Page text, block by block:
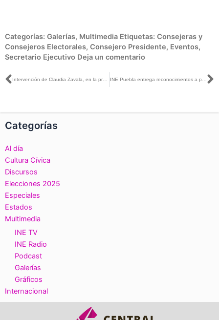
Categorías: Galerías, Multimedia Etiquetas: Consejeras y
Consejeros Electorales, Consejero Presidente, Eventos,
Secretario Ejecutivo Deja un comentario
Ant
Categorías
Al día
Cultura Cívica
Discursos
Elecciones 2025
Especiales
Estados
Multimedia
INE TV
INE Radio
Podcast
Galerías
Gráficos
Internacional